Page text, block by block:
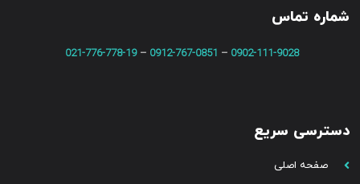
شماره تماس
0902-111-9028
–
0912-767-0851
–
021-776-778-19
دسترسی سریع
صفحه اصلی